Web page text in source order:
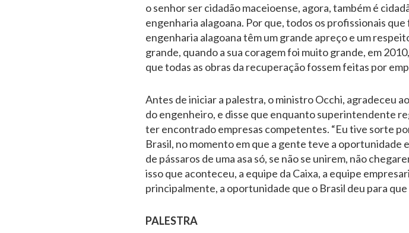
o senhor ser cidadão maceioense, agora, também é
engenharia alagoana. Por que, todos os profissionais que
engenharia alagoana têm um grande apreço e um
grande, quando a sua coragem foi muito grande, em
que todas as obras da recuperação fossem feitas por
Antes de iniciar a palestra, o ministro Occhi, agradeceu
do engenheiro, e disse que enquanto superintendente
ter encontrado empresas competentes. “Eu tive sorte
Brasil, no momento em que a gente teve a oportunidade
de pássaros de uma asa só, se não se unirem, não
isso que aconteceu, a equipe da Caixa, a equipe
principalmente, a oportunidade que o Brasil deu para
PALESTRA